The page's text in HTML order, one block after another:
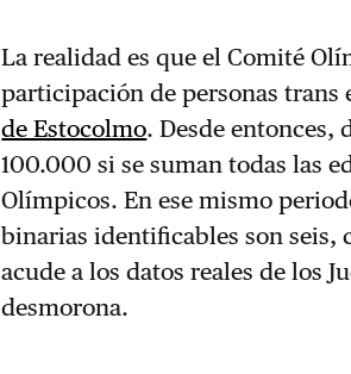
La realidad es que el Comité
participación de personas
de Estocolmo. Desde entonces,
100.000 si se suman todas las
Olímpicos. En ese mismo
binarias identificables son seis,
acude a los datos reales de los
desmorona.